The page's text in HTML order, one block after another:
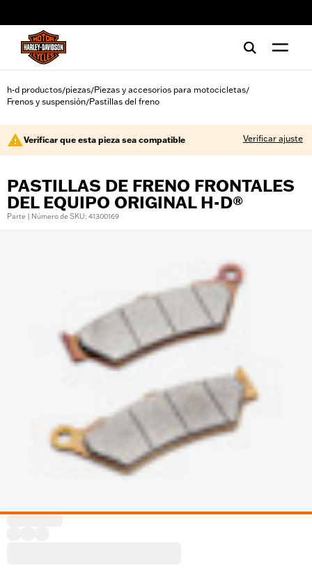
h-d productos/piezas/Piezas y accesorios para motocicletas/
Frenos y suspensión/Pastillas del freno
Verificar que esta pieza sea compatible Verificar ajuste
PASTILLAS DE FRENO FRONTALES
DEL EQUIPO ORIGINAL H-D®
Parte | Número de SKU: 41300169